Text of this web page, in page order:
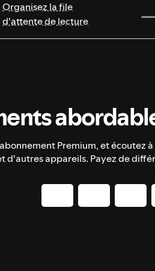
Organisez la file
d'attente de lecture
Premium, et écoutez
d'autres appareils. Payez de